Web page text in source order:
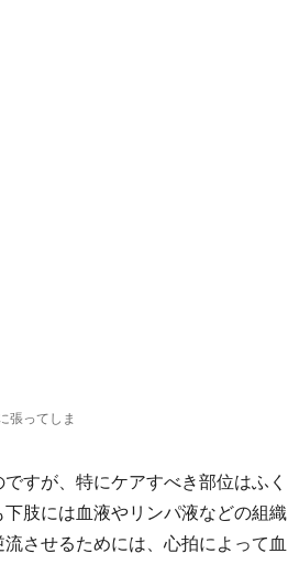
張ってしま
すが、特にケアすべき部位はふく
肢には血液やリンパ液などの組織
させるためには、心拍によって血